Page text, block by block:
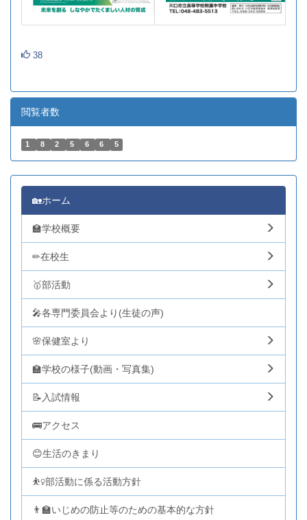
38
閲覧者数
1 8 2 5 6 6 5
🏡ホーム
🏫学校概要
✏在校生
🥇部活動
🎤各専門委員会より(生徒の声)
🌸保健室より
🏫学校の様子(動画・写真集)
📝入試情報
🚌アクセス
😊生活のきまり
⛹️‍♀️部活動に係る活動方針
👨‍🏫いじめの防止等のための基本的な方針